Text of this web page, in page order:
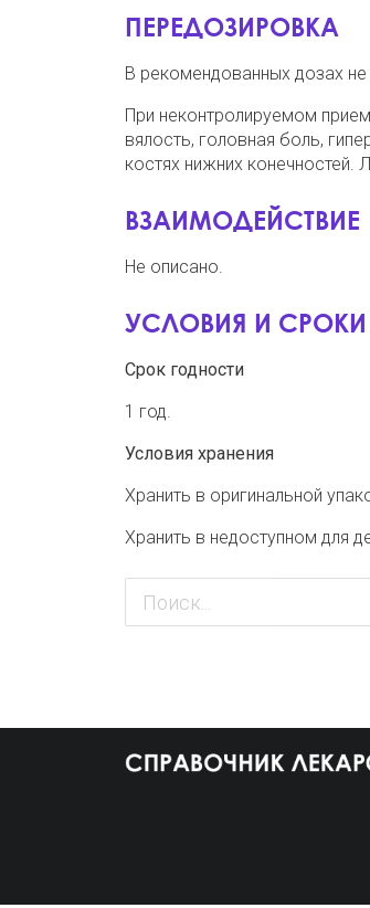
ПЕРЕДОЗИРОВКА
В рекомендованных дозах
При неконтролируемом
вялость, головная боль,
костях нижних конечностей.
ВЗАИМОДЕЙСТВИЕ
Не описано.
УСЛОВИЯ И СРОКИ
Срок годности
1 год.
Условия хранения
Хранить в оригинальной
Хранить в недоступном для